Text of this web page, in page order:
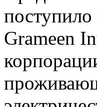
Grameen